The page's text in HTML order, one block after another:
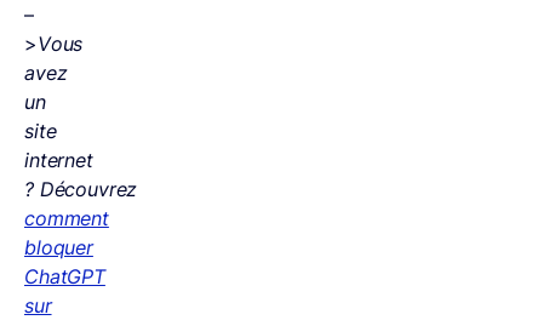
–
>Vous
avez
un
site
internet
? Découvrez
comment
bloquer
ChatGPT
sur